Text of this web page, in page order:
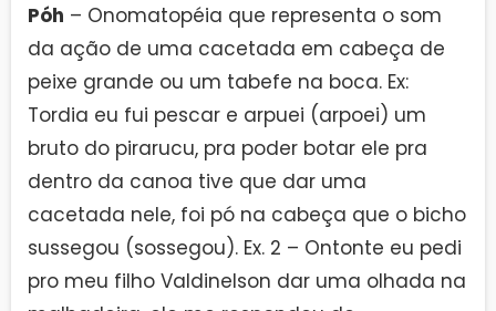
Póh – Onomatopéia que representa o som
da ação de uma cacetada em cabeça de
peixe grande ou um tabefe na boca. Ex:
Tordia eu fui pescar e arpuei (arpoei) um
bruto do pirarucu, pra poder botar ele pra
dentro da canoa tive que dar uma
cacetada nele, foi pó na cabeça que o bicho
sussegou (sossegou). Ex. 2 – Ontonte eu pedi
pro meu filho Valdinelson dar uma olhada na